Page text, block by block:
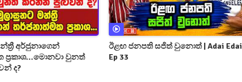
අර්ජුනාගෙන්
ප්‍රකාශ...මොනවා වුනත්
ද?
ඊළඟ ජනපති සජිත් වුනොත් | Adai Edai
Ep 33